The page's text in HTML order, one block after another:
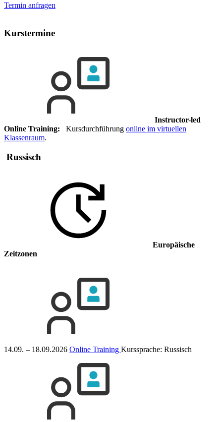
Termin anfragen
Kurstermine
Instructor-led
Online Training: Kursdurchführung online im virtuellen
Klassenraum.
Russisch
Europäische
Zeitzonen
14.09. – 18.09.2026 Online Training Kurssprache: Russisch